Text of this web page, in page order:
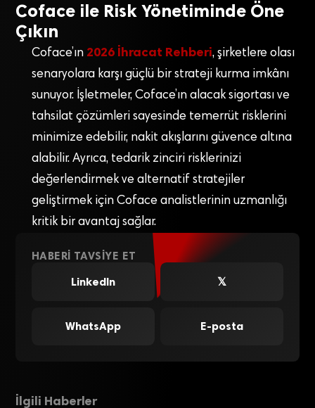
Coface ile Risk Yönetiminde Öne
Çıkın
Coface’ın 2026 İhracat Rehberi, şirketlere olası
senaryolara karşı güçlü bir strateji kurma imkânı
sunuyor. İşletmeler, Coface’ın alacak sigortası ve
tahsilat çözümleri sayesinde temerrüt risklerini
minimize edebilir, nakit akışlarını güvence altına
alabilir. Ayrıca, tedarik zinciri risklerinizi
değerlendirmek ve alternatif stratejiler
geliştirmek için Coface analistlerinin uzmanlığı
kritik bir avantaj sağlar.
HABERI TAVSIYE ET
LinkedIn
𝕏
WhatsApp E-posta
İlgili Haberler